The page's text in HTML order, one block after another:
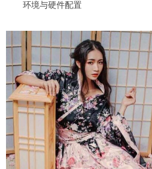
环境与硬件配置